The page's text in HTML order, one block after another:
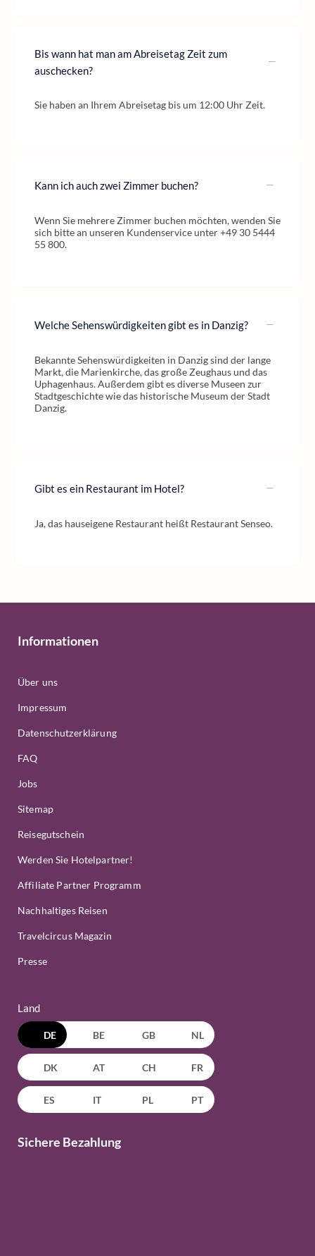
Bis wann hat man am Abreisetag Zeit zum
auschecken?
Sie haben an Ihrem Abreisetag bis um 12:00 Uhr Zeit.
Kann ich auch zwei Zimmer buchen?
Wenn Sie mehrere Zimmer buchen möchten, wenden Sie
sich bitte an unseren Kundenservice unter +49 30 5444
55 800.
Welche Sehenswürdigkeiten gibt es in Danzig?
Bekannte Sehenswürdigkeiten in Danzig sind der lange
Markt, die Marienkirche, das große Zeughaus und das
Uphagenhaus. Außerdem gibt es diverse Museen zur
Stadtgeschichte wie das historische Museum der Stadt
Danzig.
Gibt es ein Restaurant im Hotel?
Ja, das hauseigene Restaurant heißt Restaurant Senseo.
Informationen
Über uns
Impressum
Datenschutzerklärung
FAQ
Jobs
Sitemap
Reisegutschein
Werden Sie Hotelpartner!
Affiliate Partner Programm
Nachhaltiges Reisen
Travelcircus Magazin
Presse
Land
DE BE GB NL
DK AT CH FR
ES IT PL PT
Sichere Bezahlung